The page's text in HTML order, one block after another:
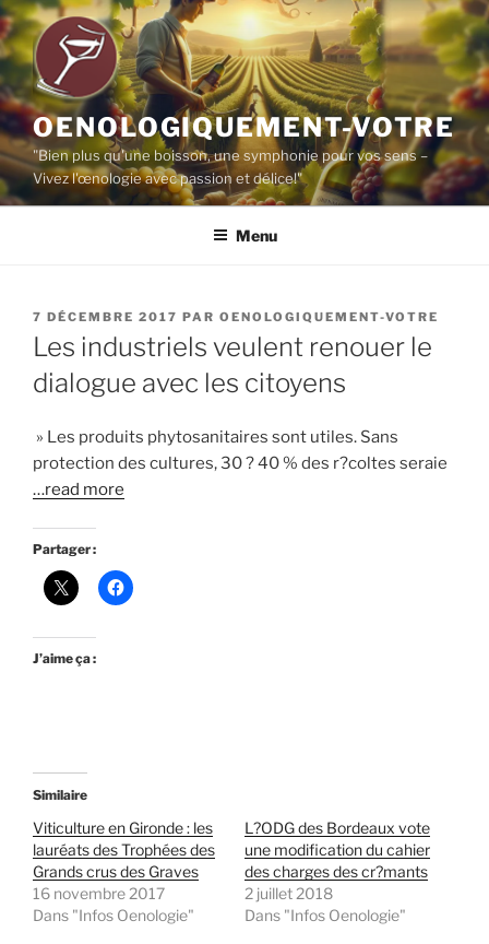
Aller
au
contenu
principal
OENOLOGIQUEMENT-VOTRE
"Bien plus qu'une boisson, une symphonie pour vos sens –
Vivez l'œnologie avec passion et délice!"
Menu
PUBLIÉ
LE
7 DÉCEMBRE 2017 PAR OENOLOGIQUEMENT-VOTRE
Les industriels veulent renouer le
dialogue avec les citoyens
» Les produits phytosanitaires sont utiles. Sans
protection des cultures, 30 ? 40 % des r?coltes seraie
…read more
Partager :
J’aime ça :
Similaire
Viticulture en Gironde : les
lauréats des Trophées des
Grands crus des Graves
16 novembre 2017
Dans "Infos Oenologie"
L?ODG des Bordeaux vote
une modification du cahier
des charges des cr?mants
2 juillet 2018
Dans "Infos Oenologie"